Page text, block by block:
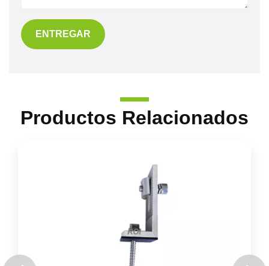
ENTREGAR
Productos Relacionados